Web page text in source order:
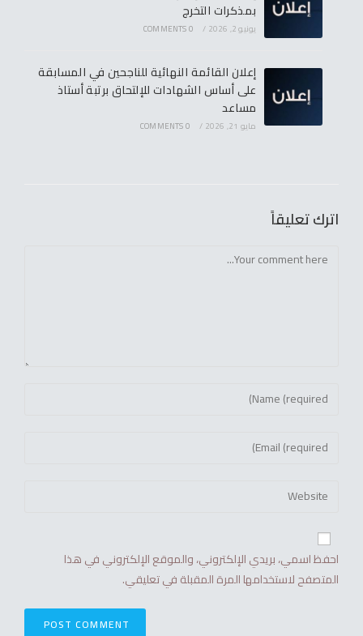
بمذكرات التخرج
يونيو 2, 2026 /
0 COMMENTS
إعلان القائمة النهائية للناجحين في المسابقة
على أساس الشهادات للإلتحاق برتبة أستاذ
مساعد
مايو 21, 2026 /
0 COMMENTS
اترك تعليقاً
احفظ اسمي، بريدي الإلكتروني، والموقع الإلكتروني في هذا
المتصفح لاستخدامها المرة المقبلة في تعليقي.